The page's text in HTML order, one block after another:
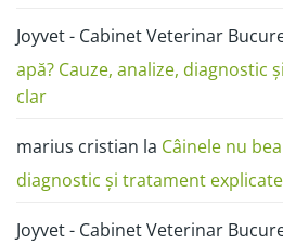
alergie
sau
Joyvet - Cabinet Veterinar
apă? Cauze, analize, diagnostic
clar
marius cristian la Câinele nu
diagnostic și tratament
Joyvet - Cabinet Veterinar